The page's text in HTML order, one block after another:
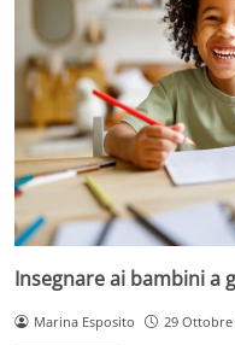
Insegnare ai bambini a
Marina Esposito 29 Ottobre